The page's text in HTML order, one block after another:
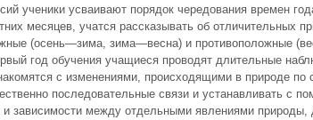
ученики усваивают порядок чередования времен
месяцев, учатся рассказывать об отличительных
(осень—зима, зима—весна) и противоположные
год обучения учащиеся проводят длительные
с изменениями, происходящими в природе по
последовательные связи и устанавливать с
зависимости между отдельными явлениями природы,